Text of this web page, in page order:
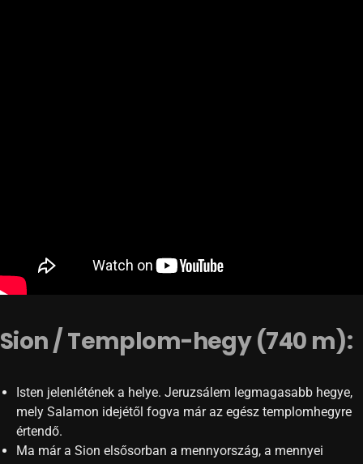
Sion / Templom-hegy (740 m):
Isten jelenlétének a helye. Jeruzsálem legmagasabb hegye,
mely Salamon idejétől fogva már az egész templomhegyre
értendő.
Ma már a Sion elsősorban a mennyország, a mennyei